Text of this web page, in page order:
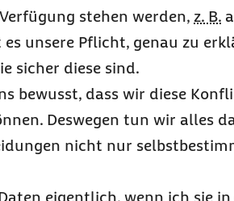
stehen werden, z. B.
unsere Pflicht, genau zu
sicher diese sind.
bewusst, dass wir diese
Deswegen tun wir alles
nicht nur
eigentlich, wenn ich sie in